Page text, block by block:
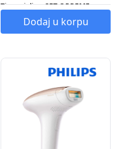
Tip grejalice:SET OPREME
Tip radijatora:SET OPREME
Tip šporeta:
SET OPREME
Dodaj u korpu